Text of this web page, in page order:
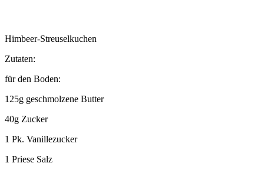
Himbeer-Streuselkuchen
Zutaten:
für den Boden:
125g geschmolzene Butter
40g Zucker
1 Pk. Vanillezucker
1 Priese Salz